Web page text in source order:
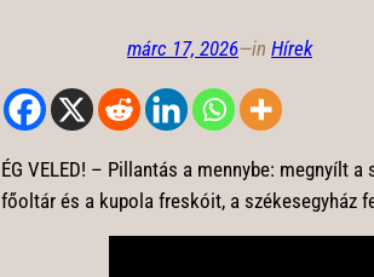
márc 17, 2026—in Hírek
ÉG VELED! – Pillantás a mennybe: megnyílt
főoltár és a kupola freskóit, a székesegyház